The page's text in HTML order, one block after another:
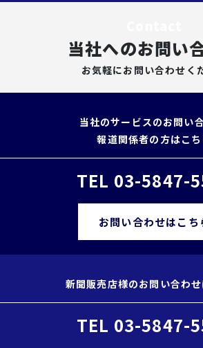
当社へのお問い
お気軽にお問い合わせく
当社のサービスのお問い
報道関係者の方はこち
TEL 03-5847-
お問い合わせはこち
新聞販売店様のお問い合わ
TEL 03-5847-